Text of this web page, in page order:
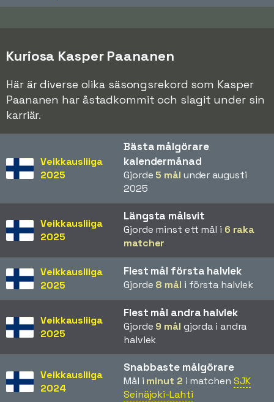
Kuriosa Kasper Paananen
Här är diverse olika säsongsrekord som Kasper
Paananen har åstadkommit och slagit under sin
karriär.
Veikkausliiga
2025
Bästa målgörare
kalendermånad
Gjorde 5 mål under augusti
2025
Veikkausliiga
2025
Längsta målsvit
Gjorde minst ett mål i 6 raka
matcher
Veikkausliiga
2025
Flest mål första halvlek
Gjorde 8 mål i första halvlek
Veikkausliiga
2025
Flest mål andra halvlek
Gjorde 9 mål gjorda i andra
halvlek
Veikkausliiga
2024
Snabbaste målgörare
Mål i minut 2 i matchen SJK
Seinäjoki-Lahti